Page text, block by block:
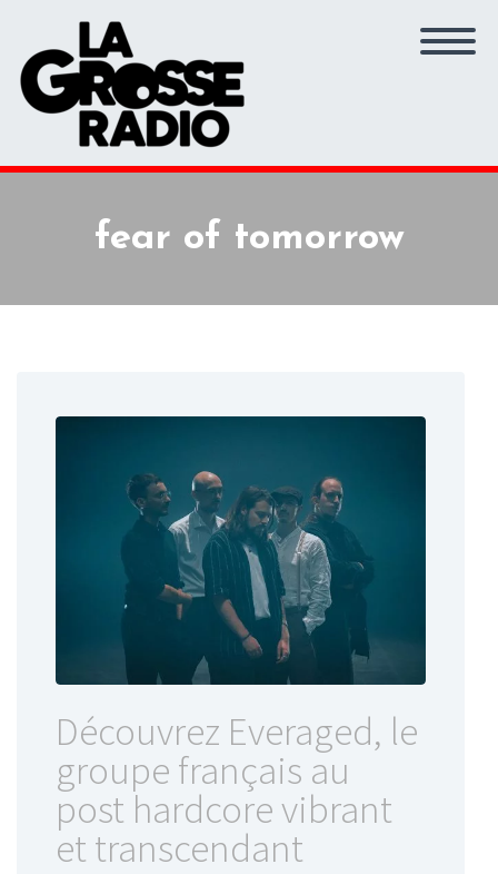
fear of tomorrow
Découvrez Everaged, le
groupe français au
post hardcore vibrant
et transcendant